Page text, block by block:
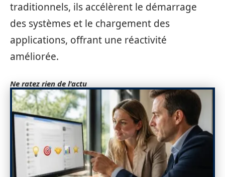
traditionnels, ils accélèrent le démarrage
des systèmes et le chargement des
applications, offrant une réactivité
améliorée.
Ne ratez rien de l'actu